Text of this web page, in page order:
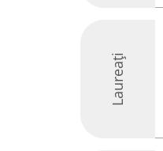
Laureați